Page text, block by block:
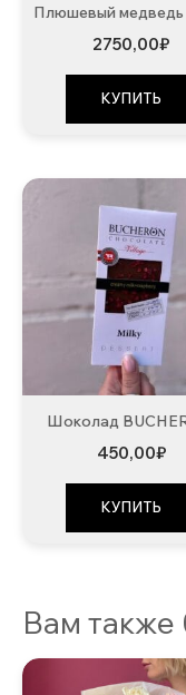
Плюшевый медведь
2750,00₽
КУПИТЬ
Шоколад
450,00₽
КУПИТЬ
Вам